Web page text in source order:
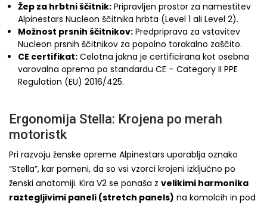
Žep za hrbtni ščitnik: Pripravljen prostor za namestitev
Alpinestars Nucleon ščitnika hrbta (Level 1 ali Level 2).
Možnost prsnih ščitnikov: Predpriprava za vstavitev
Nucleon prsnih ščitnikov za popolno torakalno zaščito.
CE certifikat: Celotna jakna je certificirana kot osebna
varovalna oprema po standardu CE – Category II PPE
Regulation (EU) 2016/425.
Ergonomija Stella: Krojena po merah
motoristk
Pri razvoju ženske opreme Alpinestars uporablja oznako
“Stella”, kar pomeni, da so vsi vzorci krojeni izključno po
ženski anatomiji. Kira V2 se ponaša z velikimi harmonika
raztegljivimi paneli (stretch panels) na komolcih in pod